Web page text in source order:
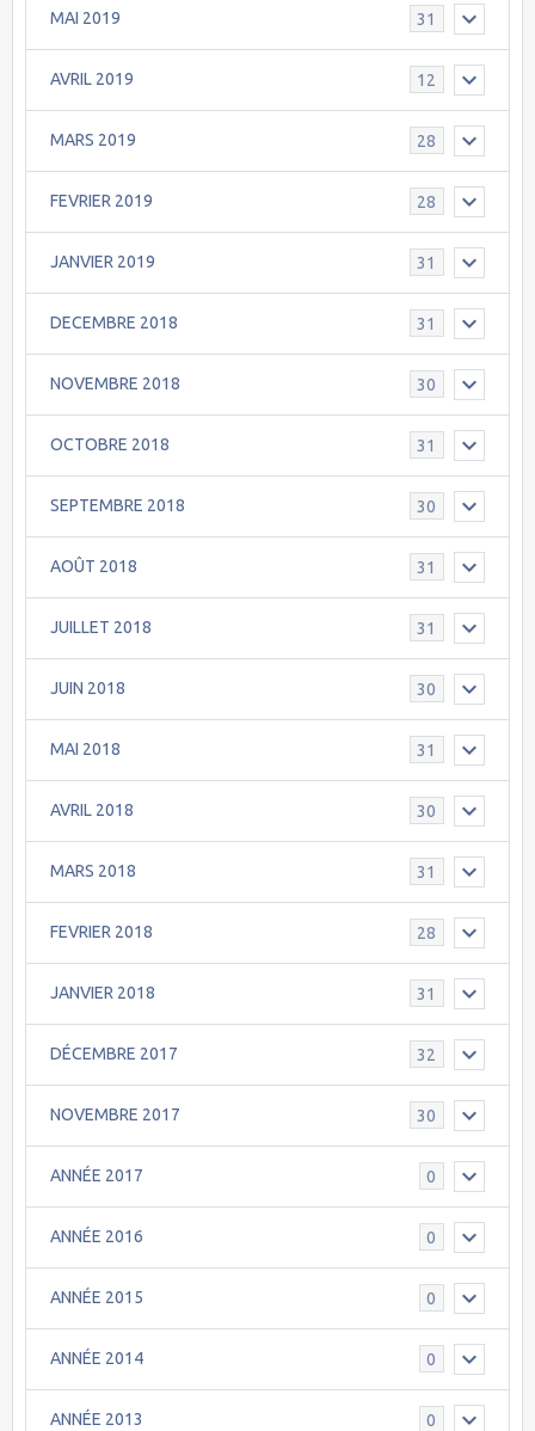
MAI 2019 31
AVRIL 2019 12
MARS 2019 28
FEVRIER 2019 28
JANVIER 2019 31
DECEMBRE 2018 31
NOVEMBRE 2018 30
OCTOBRE 2018 31
SEPTEMBRE 2018 30
AOÛT 2018 31
JUILLET 2018 31
JUIN 2018 30
MAI 2018 31
AVRIL 2018 30
MARS 2018 31
FEVRIER 2018 28
JANVIER 2018 31
DÉCEMBRE 2017 32
NOVEMBRE 2017 30
ANNÉE 2017 0
ANNÉE 2016 0
ANNÉE 2015 0
ANNÉE 2014 0
ANNÉE 2013 0